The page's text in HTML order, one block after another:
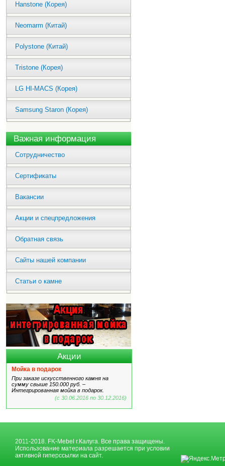
Hanstone (Корея)
Neomarm (Китай)
Polystone (Китай)
Tristone (Корея)
LG HI-MACS (Корея)
Samsung Staron (Корея)
Важная информация
Сотрудничество
Сертификаты
Вакансии
Акции и спецпредложения
Обратная связь
Сайты нашей компании
Статьи о камне
Акции
Мойка в подарок
При заказе искусственного камня на
сумму свыше 150.000 руб. –
Интегрированная мойка в подарок.
(с 30.06.2016 по 30.12.2016)
2011-2018. FK-Mebel г.Калуга. Все права защищены.
Использование материала разрешается при условии
активной гиперссылки на сайт.